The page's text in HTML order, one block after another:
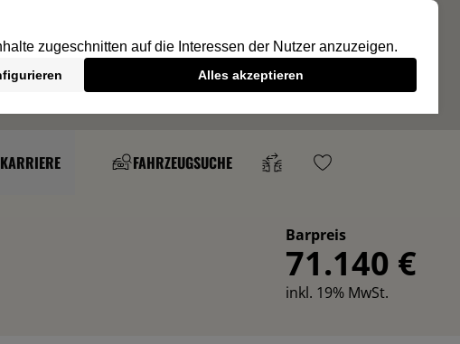
KARRIERE FAHRZEUGSUCHE
Barpreis
71.140 €
inkl. 19% MwSt.